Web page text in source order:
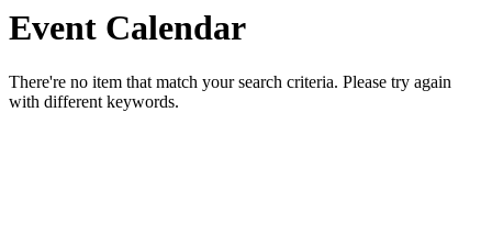
Event Calendar
There're no item that match your search criteria. Please try again
with different keywords.